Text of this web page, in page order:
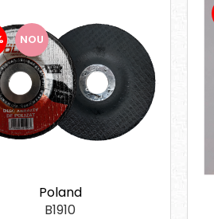
NOU
Poland
B1910